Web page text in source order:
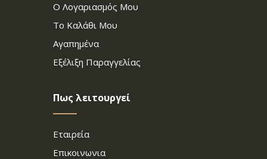
Ο Λογαριασμός Μου
Το Καλάθι Μου
Αγαπημένα
Εξέλιξη Παραγγελίας
Πως λειτουργεί
Εταιρεία
Επικοινωνια